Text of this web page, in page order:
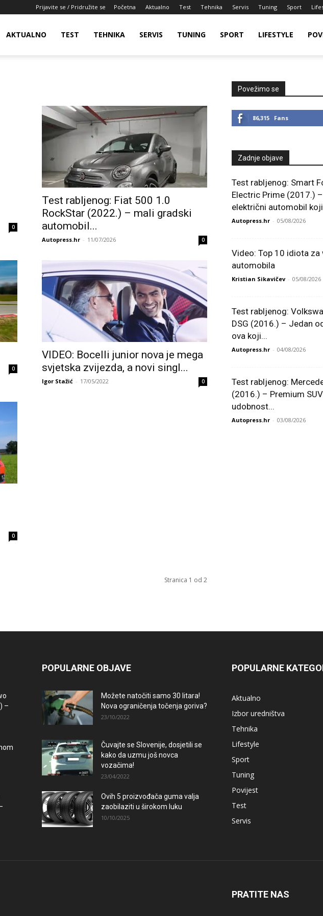
Prijavite se / Pridružite se Početna Aktualno Test Tehnika Servis Tuning Sport
AKTUALNO TEST TEHNIKA SERVIS TUNING SPORT LIFESTYLE
0
Test rabljenog: Fiat 500 1.0
RockStar (2022.) – mali gradski
automobil...
Autopress.hr - 11/07/2026 0
0
VIDEO: Bocelli junior nova je mega
svjetska zvijezda, a novi singl...
Igor Stažić - 17/05/2022 0
0
Stranica 1 od 2
Povežimo se
86,315 Fans
Zadnje objave
Test rabljenog: Smart
Electric Prime (2017.)
električni automobil
Autopress.hr - 05/08/2026
Video: Top 10 idiota za
automobila
Kristian Sikavičev - 05/08/2026
Test rabljenog:
DSG (2016.) – Jedan
ova koji...
Autopress.hr - 04/08/2026
Test rabljenog:
(2016.) – Premium
udobnost...
Autopress.hr - 03/08/2026
–
POPULARNE OBJAVE
Možete natočiti samo 30 litara!
Nova ograničenja točenja goriva?
23/10/2022
Čuvajte se Slovenije, dosjetili se
kako da uzmu još novca
vozačima!
23/04/2022
Ovih 5 proizvođača guma valja
zaobilaziti u širokom luku
10/10/2025
POPULARNE
Aktualno
Izbor uredništva
Tehnika
Lifestyle
Sport
Tuning
Povijest
Test
Servis
PRATITE NAS